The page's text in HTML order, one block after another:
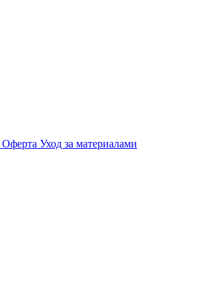
Оферта Уход за материалами